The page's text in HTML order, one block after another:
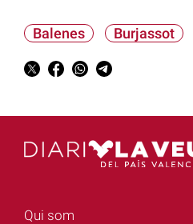
Balenes Burjassot
Qui som